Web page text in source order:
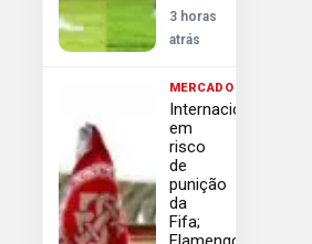
3 horas
atrás
MERCADO
Internacional
em
risco
de
punição
da
Fifa;